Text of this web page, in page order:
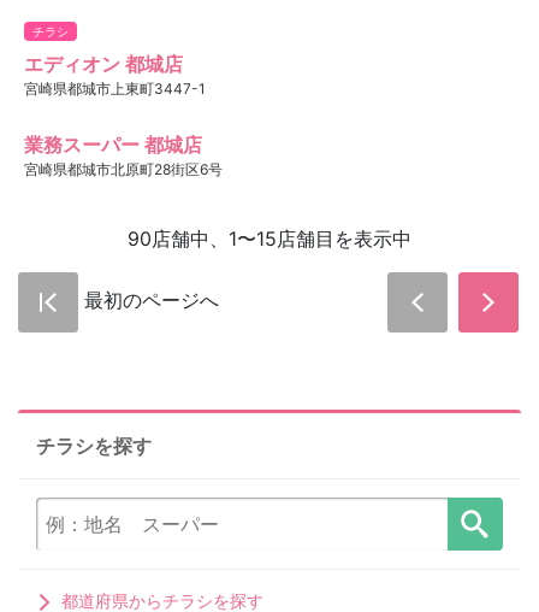
チラシ
エディオン 都城店
宮崎県都城市上東町3447-1
業務スーパー 都城店
宮崎県都城市北原町28街区6号
90店舗中、1〜15店舗目を表示中
最初のページへ
チラシを探す
都道府県からチラシを探す